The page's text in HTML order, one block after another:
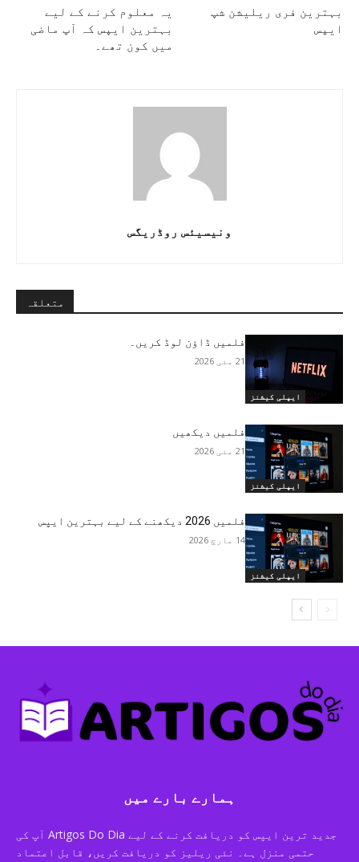
یہ معلوم کرنے کے لیے
بہترین ایپس کہ آپ ماضی
میں کون تھے۔
بہترین فری ریلیشن شپ
ایپس
ونیسیئس روڈریگس
متعلقہ
ایپلی کیشنز
فلمیں ڈاؤن لوڈ کریں۔
21 مئی 2026
ایپلی کیشنز
فلمیں دیکھیں
21 مئی 2026
ایپلی کیشنز
فلمیں 2026 دیکھنے کے لیے بہترین ایپس
14 مارچ 2026
ہمارے بارے میں
جدید ترین ایپس کو دریافت کرنے کے لیے Artigos Do Dia آپ کی
حتمی منزل ہے۔ نئی ریلیز کو دریافت کریں، قابل اعتماد